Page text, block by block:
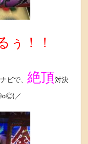
ぅ！！
ナビで、 絶頂対決
／